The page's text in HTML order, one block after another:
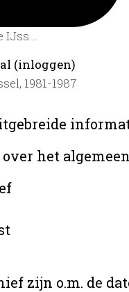
IJss...
(inloggen)
1981-1987
het
zijn o.m. de